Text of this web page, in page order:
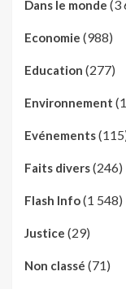
Dans le monde (3
Economie (988)
Education (277)
Environnement
Evénements
Faits divers(246)
Flash Info(1 548)
Justice (29)
Non classé (71)